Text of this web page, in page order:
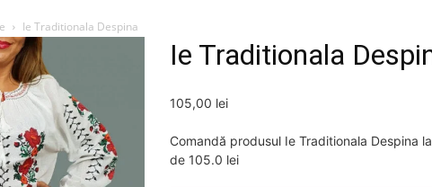
Ie Traditionala Despina
Ie Traditionala
105,00 lei
Comandă produsul Ie Traditionala Despina
de 105.0 lei